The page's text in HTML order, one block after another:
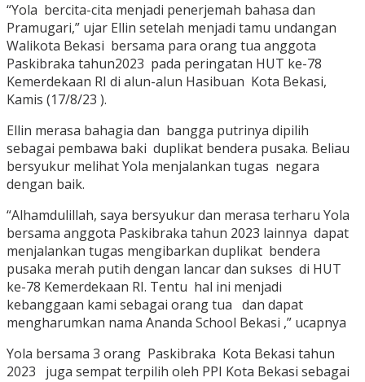
“Yola bercita-cita menjadi penerjemah bahasa dan
Pramugari,” ujar Ellin setelah menjadi tamu undangan
Walikota Bekasi bersama para orang tua anggota
Paskibraka tahun2023 pada peringatan HUT ke-78
Kemerdekaan RI di alun-alun Hasibuan Kota Bekasi,
Kamis (17/8/23 ).
Ellin merasa bahagia dan bangga putrinya dipilih
sebagai pembawa baki duplikat bendera pusaka. Beliau
bersyukur melihat Yola menjalankan tugas negara
dengan baik.
“Alhamdulillah, saya bersyukur dan merasa terharu Yola
bersama anggota Paskibraka tahun 2023 lainnya dapat
menjalankan tugas mengibarkan duplikat bendera
pusaka merah putih dengan lancar dan sukses di HUT
ke-78 Kemerdekaan RI. Tentu hal ini menjadi
kebanggaan kami sebagai orang tua dan dapat
mengharumkan nama Ananda School Bekasi ,” ucapnya
Yola bersama 3 orang Paskibraka Kota Bekasi tahun
2023 juga sempat terpilih oleh PPI Kota Bekasi sebagai